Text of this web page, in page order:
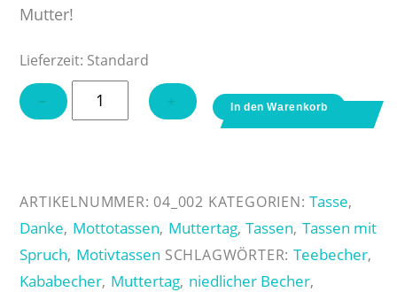
Mutter!
Lieferzeit: Standard
−
Tasse
"Beste
Welt"
Menge
+ In den Warenkorb
ARTIKELNUMMER: 04_002 KATEGORIEN:Tasse,
Danke, Mottotassen, Muttertag,Tassen, Tassen mit
Spruch, Motivtassen SCHLAGWÖRTER: Teebecher,
Kababecher, Muttertag, niedlicher Becher,